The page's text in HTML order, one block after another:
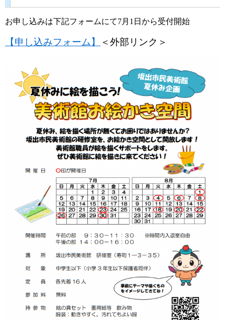
お申し込みは下記フォームにて7月1日から受付開始
【申し込みフォーム】 ＜外部リンク＞